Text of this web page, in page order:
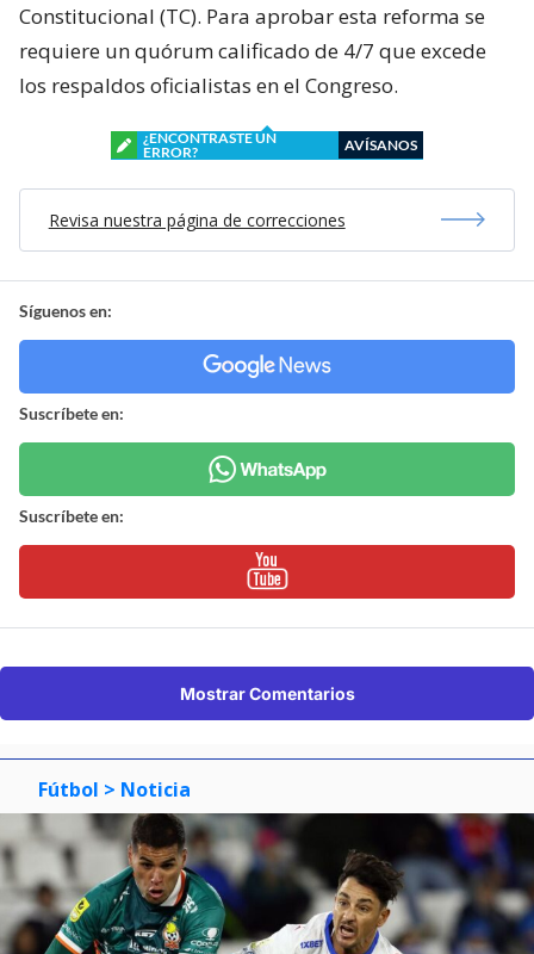
Constitucional (TC). Para aprobar esta reforma se
requiere un quórum calificado de 4/7 que excede
los respaldos oficialistas en el Congreso.
¿ENCONTRASTE UN
ERROR?
AVÍSANOS
Revisa nuestra página de correcciones
Síguenos en:
Suscríbete en:
Suscríbete en:
Mostrar Comentarios
Fútbol > Noticia